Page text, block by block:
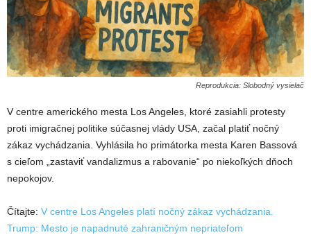
Reprodukcia: Slobodný vysielač
V centre amerického mesta Los Angeles, ktoré zasiahli protesty
proti imigračnej politike súčasnej vlády USA, začal platiť nočný
zákaz vychádzania. Vyhlásila ho primátorka mesta Karen Bassová
s cieľom „zastaviť vandalizmus a rabovanie“ po niekoľkých dňoch
nepokojov.
Čítajte: V centre Los Angeles platí nočný zákaz vychádzania.
Trump: Mesto je napadnuté zahraničným nepriateľom